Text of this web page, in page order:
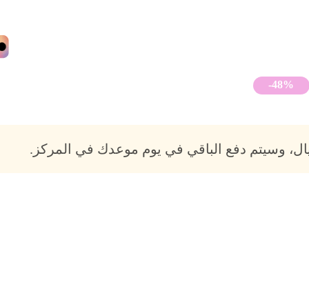
-48%
وسيتم دفع الباقي في يوم موعدك في المركز.